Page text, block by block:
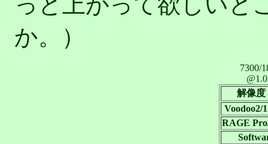
か。）
7300/
解像
Voodoo2/
RAGE